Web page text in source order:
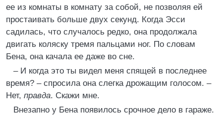
ее из комнаты в комнату за собой, не позволяя ей
простаивать больше двух секунд. Когда Эсси
садилась, что случалось редко, она продолжала
двигать коляску тремя пальцами ног. По словам
Бена, она качала ее даже во сне.
– И когда это ты видел меня спящей в последнее
время? – спросила она слегка дрожащим голосом. –
Нет, правда. Скажи мне.
Внезапно у Бена появилось срочное дело в гараже.